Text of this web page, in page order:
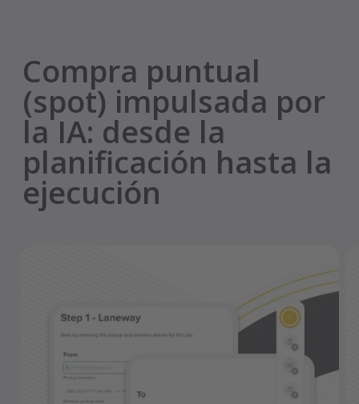
Compra puntual
(spot) impulsada por
la IA: desde la
planificación hasta la
ejecución